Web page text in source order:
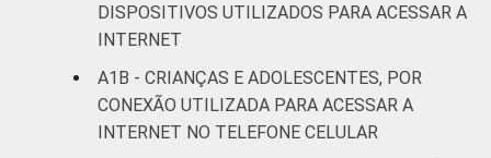
FAIXA ETÁRIA
OU DO
ADOLESCENTE
De 11 a 12
anos
DISPOSITIVOS UTILIZADOS PARA ACESSAR A
INTERNET
A1B - CRIANÇAS E ADOLESCENTES, POR
CONEXÃO UTILIZADA PARA ACESSAR A
INTERNET NO TELEFONE CELULAR